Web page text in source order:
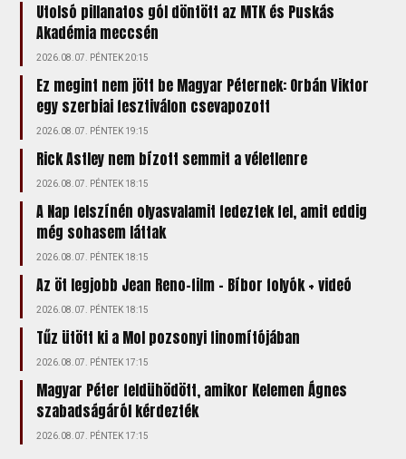
Utolsó pillanatos gól döntött az MTK és Puskás
Akadémia meccsén
2026.08.07. PÉNTEK 20:15
Ez megint nem jött be Magyar Péternek: Orbán Viktor
egy szerbiai fesztiválon csevapozott
2026.08.07. PÉNTEK 19:15
Rick Astley nem bízott semmit a véletlenre
2026.08.07. PÉNTEK 18:15
A Nap felszínén olyasvalamit fedeztek fel, amit eddig
még sohasem láttak
2026.08.07. PÉNTEK 18:15
Az öt legjobb Jean Reno-film – Bíbor folyók + videó
2026.08.07. PÉNTEK 18:15
Tűz ütött ki a Mol pozsonyi finomítójában
2026.08.07. PÉNTEK 17:15
Magyar Péter feldühödött, amikor Kelemen Ágnes
szabadságáról kérdezték
2026.08.07. PÉNTEK 17:15